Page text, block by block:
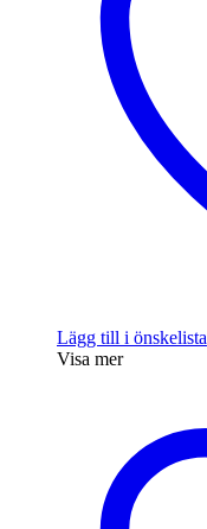
Lägg till i önskelista
Visa mer